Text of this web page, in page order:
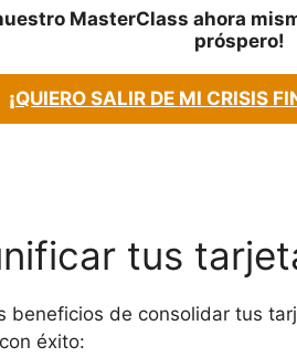
MasterClass ahora
próspero!
¡QUIERO SALIR DE MI CRISIS
tus
beneficios de consolidar tus
éxito: